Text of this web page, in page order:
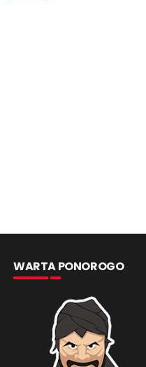
WARTA PONOROGO